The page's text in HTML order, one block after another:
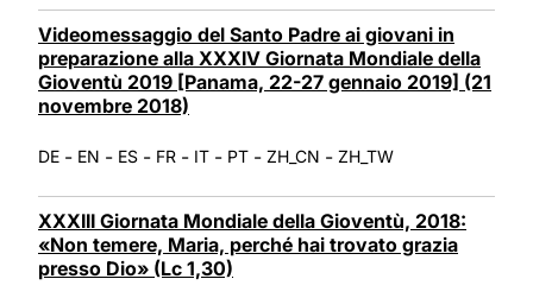
Videomessaggio del Santo Padre ai giovani in
preparazione alla XXXIV Giornata Mondiale della
Gioventù 2019 [Panama, 22-27 gennaio 2019] (21
novembre 2018)
DE - EN - ES - FR - IT - PT - ZH_CN - ZH_TW
XXXIII Giornata Mondiale della Gioventù, 2018:
«Non temere, Maria, perché hai trovato grazia
presso Dio» (Lc 1,30)